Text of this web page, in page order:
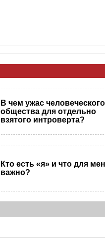
В чем ужас человеческого
общества для отдельно
взятого интроверта?
Кто есть «я» и что для
важно?